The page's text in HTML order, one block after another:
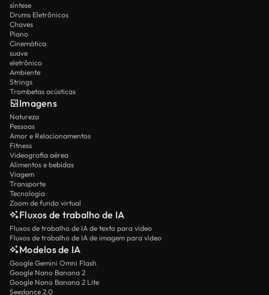
síntese
Drums Eletrônicos
Chaves
Piano
Cinemática
suave
eletrônico
Ambiente
Strings
Trombetas acústicas
Imagens
Natureza
Pessoas
Amor e Relacionamentos
Fitness
Videografia aérea
Alimentos e bebidas
Viagem
Transporte
Tecnologia
Zoom de fundo virtual
Fluxos de trabalho de IA
Fluxos de trabalho de IA de texto para vídeo
Fluxos de trabalho de IA de imagem para vídeo
Modelos de IA
Google Gemini Omni Flash
Google Nano Banana 2
Google Nano Banana 2 Lite
Seedance 2.0